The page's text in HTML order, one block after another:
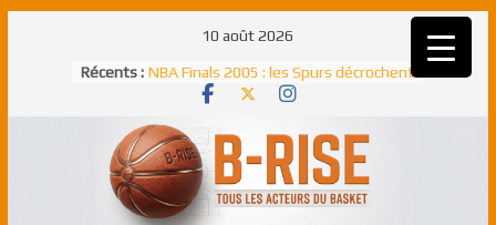
10 août 2026
Récents : Rudy Gobert, deuxième Français élu
meilleur défenseur d’une saison NBA
un troisième titre NBA, la rude bataille
face aux Pistons
NBA Finals 2021 : les Bucks et Giannis
Antetokounmpo triomphent, le Greek